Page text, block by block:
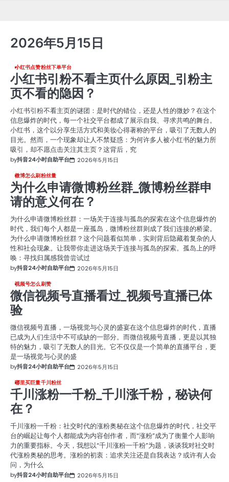
2026年5月15日
小红书点赞粉丝下单平台
小红书引粉不看主页什么原因_引粉主
页不看的隐因？
小红书引粉不看主页的谜团：是时代的错位，还是人性的微妙？在这个
信息爆炸的时代，每一个社交平台都成了展示自我、寻求共鸣的舞台。
小红书，这个以分享生活方式和美妆心得著称的平台，吸引了无数人的
目光。然而，一个现象却让人不禁疑惑：为何许多人被小红书的魅力所
吸引，却不愿点击关注其主页？这背后，究
by抖音24小时自助平台 2026年5月15日
微博怎么刷粉丝量
为什么申请微博粉丝群_微博粉丝群申
请的意义何在？
为什么申请微博粉丝群：一场关于连接与孤岛的探索在这个信息爆炸的
时代，我们每个人都是一座孤岛，微博粉丝群则成了我们连接的桥梁。
为什么申请微博粉丝群？这个问题看似简单，实则背后隐藏着复杂的人
性和社会现象。让我带你走进这场关于连接与孤岛的探索。孤岛上的呼
唤：寻找归属感我曾尝试过
by抖音24小时自助平台 2026年5月15日
视频号怎么刷赞
微信视频号直播看过_视频号直播已体
验
微信视频号直播，一场视觉与心灵的盛宴在这个信息爆炸的时代，直播
已成为人们生活中不可或缺的一部分。而微信视频号直播，更是以其独
特的魅力，吸引了无数人的目光。它不仅仅是一个简单的直播平台，更
是一场视觉与心灵的盛
by抖音24小时自助平台 2026年5月15日
哪里买巨量千川粉丝
千川涨粉一千粉_千川涨千粉，秘诀何
在？
千川涨粉一千粉：社交时代的涨粉奥秘在这个信息爆炸的时代，社交平
台的崛起让每个人都能成为内容创作者，而“涨粉”成为了衡量个人影响
力的重要指标。今天，我想以“千川涨粉一千粉”为题，谈谈我对社交时
代涨粉奥秘的思考。涨粉的初衷：追求关注还是自我表达？或许有人会
问，为什么
by抖音24小时自助平台 2026年5月15日